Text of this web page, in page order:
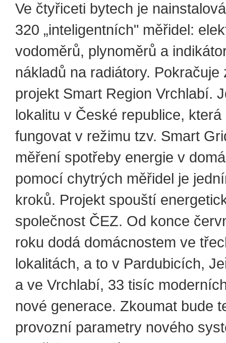
Ve čtyřiceti bytech je
320 „inteligentních" měřidel:
vodoměrů, plynoměrů a
nákladů na radiátory. Pokračuje
projekt Smart Region Vrchlabí.
lokalitu v České republice, která
fungovat v režimu tzv. Smart
měření spotřeby energie v
pomocí chytrých měřidel je
kroků. Projekt spouští
společnost ČEZ. Od konce
roku dodá domácnostem ve
lokalitách, a to v Pardubicích,
a ve Vrchlabí, 33 tisíc
nové generace. Zkoumat bude
provozní parametry nového